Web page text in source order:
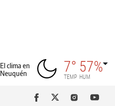
El clima en
Neuquén
7°
TEMP
57%
HUM